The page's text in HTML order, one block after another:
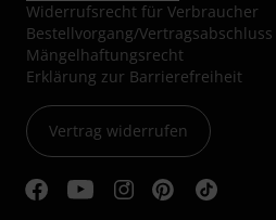
Widerrufsrecht für Verbraucher
Bestellvorgang/Vertragsabschluss
Mängelhaftungsrecht
Erklärung zur Barrierefreiheit
Vertrag widerrufen